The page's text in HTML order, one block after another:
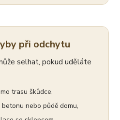
při odchytu
selhat, pokud uděláte
trasu škůdce,
nebo půdě domu,